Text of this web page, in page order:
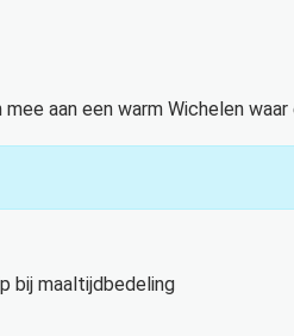
aan een warm Wichelen
bij maaltijdbedeling